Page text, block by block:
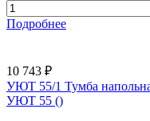
Подробнее
10 743 ₽
УЮТ 55/1 Тумба
УЮТ 55 ()